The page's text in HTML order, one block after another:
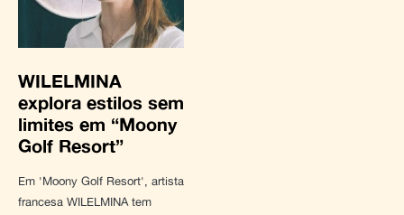
WILELMINA
explora estilos sem
limites em “Moony
Golf Resort”
Em 'Moony Golf Resort', artista
francesa WILELMINA tem